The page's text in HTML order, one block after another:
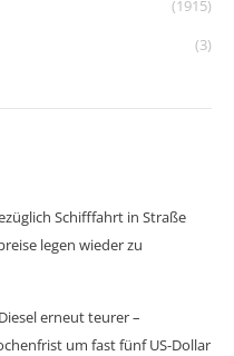
(1915)
(3)
Schifffahrt in Straße
legen wieder zu
erneut teurer –
um fast fünf US-Dollar